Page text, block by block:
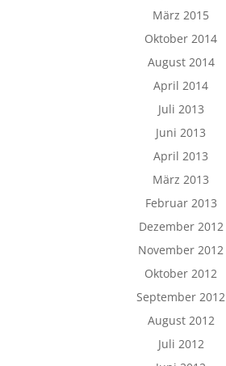
März 2015
Oktober 2014
August 2014
April 2014
Juli 2013
Juni 2013
April 2013
März 2013
Februar 2013
Dezember 2012
November 2012
Oktober 2012
September 2012
August 2012
Juli 2012